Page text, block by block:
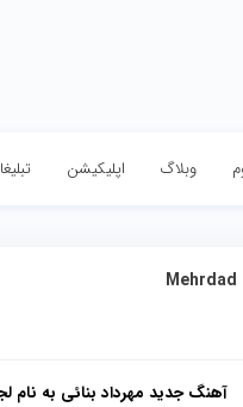
وبلاگ اپلیکیشن
Mehrdad
آهنگ جدید مهرداد بنائی به نام